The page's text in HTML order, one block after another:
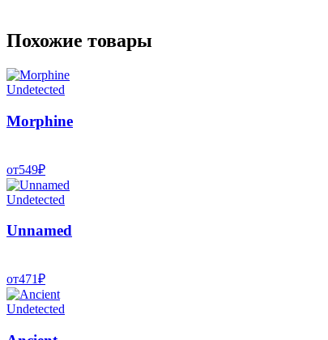
Похожие товары
Undetected
Morphine
от549₽
Undetected
Unnamed
от471₽
Undetected